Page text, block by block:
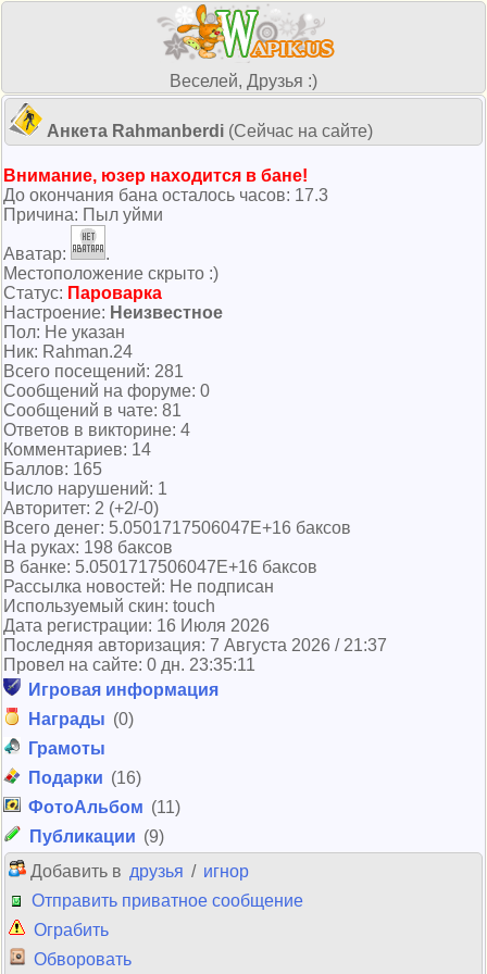
Веселей, Друзья :)
Анкета Rahmanberdi (Сейчас на сайте)
Внимание, юзер находится в бане!
До окончания бана осталось часов: 17.3
Причина: Пыл уйми
Аватар:
.
Местоположение скрыто :)
Cтатус: Пароварка
Настроение: Неизвестное
Пол: Не указан
Ник: Rahman.24
Всего посeщений: 281
Сообщений на форуме: 0
Сообщений в чате: 81
Ответов в викторине: 4
Комментариев: 14
Баллов: 165
Число нарушений: 1
Авторитет: 2 (+2/-0)
Всего денег: 5.0501717506047E+16 баксов
На руках: 198 баксов
В банке: 5.0501717506047E+16 баксов
Рассылка новостей: Не подписан
Используемый скин: touch
Дата регистрации: 16 Июля 2026
Последняя авторизация: 7 Августа 2026 / 21:37
Провел на сайте: 0 дн. 23:35:11
Игровая информация
Награды (0)
Грамоты
Подарки (16)
ФотоАльбом (11)
Публикации (9)
Добавить в друзья / игнор
Отправить приватное сообщение
Ограбить
Обворовать